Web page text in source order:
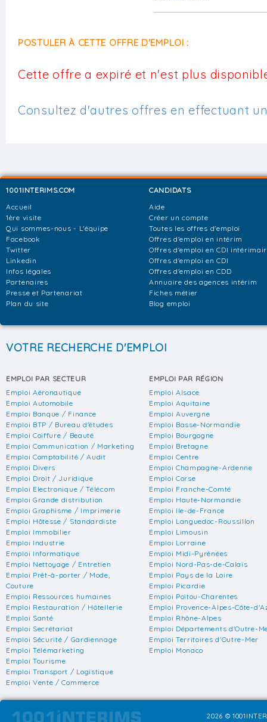
POSTULER À CETTE OFFRE D'EMPLOI :
Cette offre a expiré et n'est plus
Consultez d'autres offres en effectuant
1001INTERIMS.COM
Accueil
1ère visite
Qui sommes-nous - L'équipe
Facebook
Twitter
Linkedin
Infos légales
Partenaires
Presse et Partenariat
Plan du site
CANDIDATS
Aide
Créer un compte
Toutes les offres d'emploi
Offres d'emploi en intérim
Offres d'emploi en CDI
Offres d'emploi en CDI
Offres d'emploi en CDD
Annuaire des agences intérim
Fiches métier
Blog emploi
VOTRE RECHERCHE D'EMPLOI
EMPLOI PAR SECTEUR
Emploi Aéronautique
Emploi Automobile
Emploi Banque / Finance
Emploi BTP / Bureau d'études
Emploi Coiffure / Beauté
Emploi Communication / Marketing
Emploi Comptabilité / Audit
Emploi Divers
Emploi Droit / Juridique
Emploi Electronique / Télécom
Emploi Grande distribution
Emploi Graphisme / Imprimerie
Emploi Hôtesse / Standardiste
Emploi Immobilier
Emploi Industrie
Emploi Informatique
Emploi Nettoyage / Entretien
Emploi Prêt-à-porter / Mode,
Couture
Emploi Ressources humaines
Emploi Restauration / Hôtellerie
Emploi Santé
Emploi Secrétariat
Emploi Sécurité / Gardiennage
Emploi Télémarketing
Emploi Tourisme
Emploi Transport / Logistique
Emploi Vente / Commerce
EMPLOI PAR RÉGION
Emploi Alsace
Emploi Aquitaine
Emploi Auvergne
Emploi Basse-Normandie
Emploi Bourgogne
Emploi Bretagne
Emploi Centre
Emploi Champagne-Ardenne
Emploi Corse
Emploi Franche-Comté
Emploi Haute-Normandie
Emploi Ile-de-France
Emploi Languedoc-Roussillon
Emploi Limousin
Emploi Lorraine
Emploi Midi-Pyrénées
Emploi Nord-Pas-de-Calais
Emploi Pays de la Loire
Emploi Picardie
Emploi Poitou-Charentes
Emploi Provence-Alpes-Côte-
Emploi Rhône-Alpes
Emploi Départements d'Outre-
Emploi Territoires d'Outre-Mer
Emploi Monaco
2026 ©